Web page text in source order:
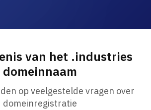
van het .industries
domeinnaam
op veelgestelde vragen over
domeinregistratie